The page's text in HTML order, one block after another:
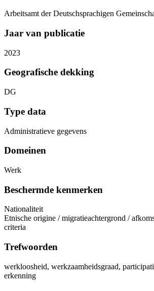
Arbeitsamt der Deutschsprachigen
Jaar van publicatie
2023
Geografische dekking
DG
Type data
Administratieve gegevens
Domeinen
Werk
Beschermde kenmerken
Nationaliteit
Etnische origine / migratieachtergrond /
criteria
Trefwoorden
werkloosheid, werkzaamheidsgraad,
erkenning